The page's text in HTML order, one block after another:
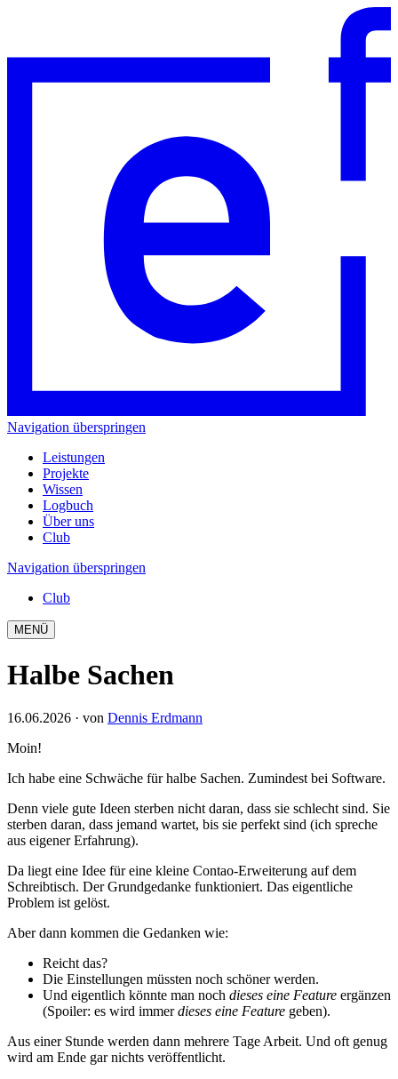
Navigation überspringen
Leistungen
Projekte
Wissen
Logbuch
Über uns
Club
Navigation überspringen
Club
MENÜ
Halbe Sachen
16.06.2026 · von Dennis Erdmann
Moin!
Ich habe eine Schwäche für halbe Sachen. Zumindest bei Software.
Denn viele gute Ideen sterben nicht daran, dass sie schlecht sind. Sie
sterben daran, dass jemand wartet, bis sie perfekt sind (ich spreche
aus eigener Erfahrung).
Da liegt eine Idee für eine kleine Contao-Erweiterung auf dem
Schreibtisch. Der Grundgedanke funktioniert. Das eigentliche
Problem ist gelöst.
Aber dann kommen die Gedanken wie:
Reicht das?
Die Einstellungen müssten noch schöner werden.
Und eigentlich könnte man noch dieses eine Feature ergänzen
(Spoiler: es wird immerdieses eine Feature geben).
Aus einer Stunde werden dann mehrere Tage Arbeit. Und oft genug
wird am Ende gar nichts veröffentlicht.